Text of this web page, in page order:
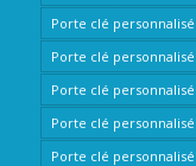
Porte clé
Porte clé
Porte clé
Porte clé
Porte clé